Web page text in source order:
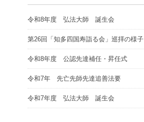
令和8年度 弘法大師 誕生会
第26回「知多四国寿詣る会」巡拝の様子
令和8年度 公認先達補任・昇任式
令和7年 先亡先師先達追善法要
令和7年度 弘法大師 誕生会